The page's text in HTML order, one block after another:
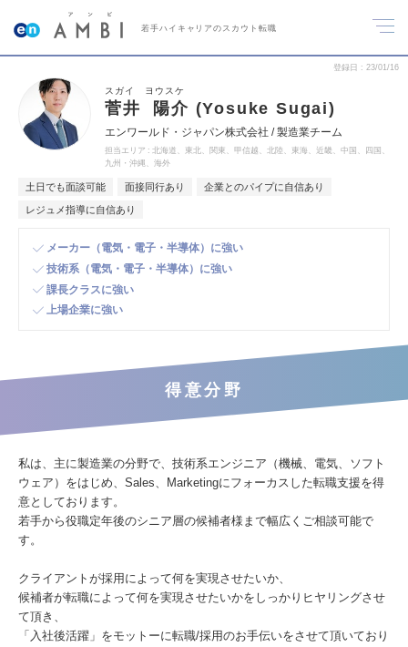
若手ハイキャリアのスカウト転職
登録日 23/01/16
スガイ ヨウスケ
菅井 陽介 (Yosuke Sugai)
エンワールド・ジャパン株式会社 / 製造業チーム
担当エリア
北海道、東北、関東、甲信越、北陸、東海、近畿、中国、四国、
九州・沖縄、海外
土日でも面談可能 面接同行あり 企業とのパイプに自信あり
レジュメ指導に自信あり
メーカー（電気・電子・半導体）に強い
技術系（電気・電子・半導体）に強い
課長クラスに強い
上場企業に強い
得意分野
私は、主に製造業の分野で、技術系エンジニア（機械、電気、ソフト
ウェア）をはじめ、Sales、Marketingにフォーカスした転職支援を得
意としております。
若手から役職定年後のシニア層の候補者様まで幅広くご相談可能で
す。
クライアントが採用によって何を実現させたいか、
候補者が転職によって何を実現させたいかをしっかりヒヤリングさせ
て頂き、
「入社後活躍」をモットーに転職/採用のお手伝いをさせて頂いており